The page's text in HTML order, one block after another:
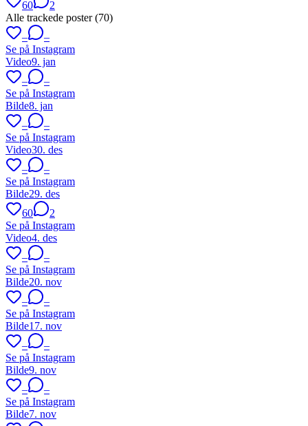
60
2
Alle trackede poster (70)
–
–
Se på Instagram
Video9. jan
–
–
Se på Instagram
Bilde8. jan
–
–
Se på Instagram
Video30. des
–
–
Se på Instagram
Bilde29. des
60
2
Se på Instagram
Video4. des
–
–
Se på Instagram
Bilde20. nov
–
–
Se på Instagram
Bilde17. nov
–
–
Se på Instagram
Bilde9. nov
–
–
Se på Instagram
Bilde7. nov